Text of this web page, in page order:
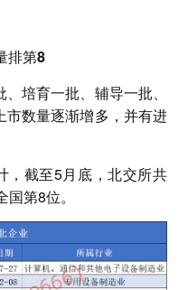
排第8
培育一批、辅导一批、
市数量逐渐增多，并有进
，截至5月底，北交所共
第8位。